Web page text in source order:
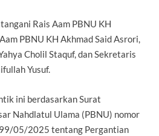
Rais Aam PBNU KH
PBNU KH Akhmad Said Asrori,
Cholil Staquf, dan Sekretaris
Yusuf.
ini berdasarkan Surat
Nahdlatul Ulama (PBNU) nomor
05/2025 tentang Pergantian